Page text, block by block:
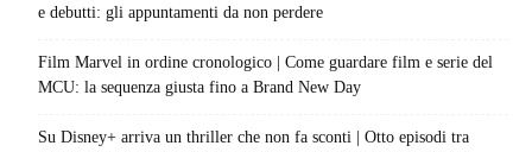
e debutti: gli appuntamenti da non perdere
Film Marvel in ordine cronologico | Come guardare film e serie del
MCU: la sequenza giusta fino a Brand New Day
Su Disney+ arriva un thriller che non fa sconti | Otto episodi tra